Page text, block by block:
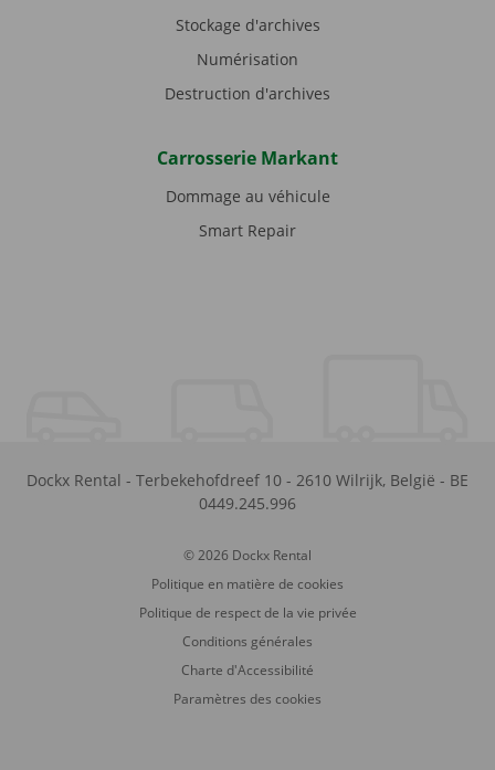
Stockage d'archives
Numérisation
Destruction d'archives
Carrosserie Markant
Dommage au véhicule
Smart Repair
Dockx Rental - Terbekehofdreef 10 - 2610 Wilrijk, België - BE
0449.245.996
© 2026 Dockx Rental
Politique en matière de cookies
Politique de respect de la vie privée
Conditions générales
Charte d'Accessibilité
Paramètres des cookies